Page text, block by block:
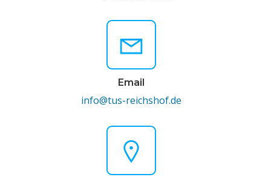
Email
info@tus-reichshof.de